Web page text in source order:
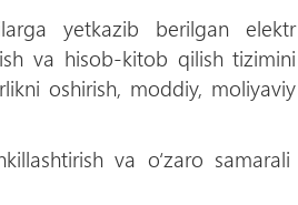
yetkazib berilgan elektr
va hisob-kitob qilish tizimini
oshirish, moddiy, moliyaviy
va о‘zaro samarali